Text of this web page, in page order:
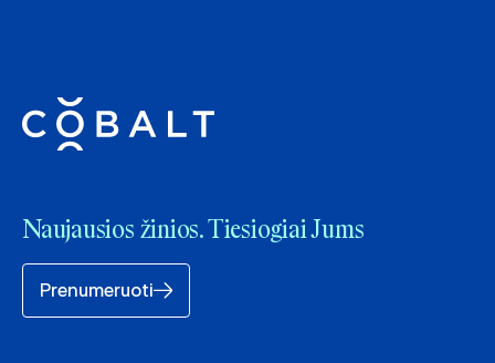
Naujausios žinios. Tiesiogiai Jums
Prenumeruoti